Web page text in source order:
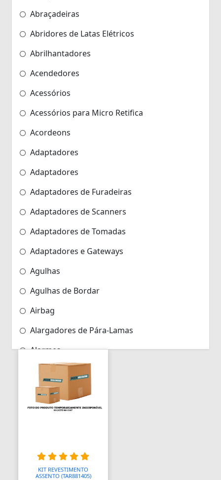
Abraçadeiras
Abridores de Latas Elétricos
Abrilhantadores
Acendedores
Acessórios
Acessórios para Micro Retifica
Acordeons
Adaptadores
Adaptadores
Adaptadores de Furadeiras
Adaptadores de Scanners
Adaptadores de Tomadas
Adaptadores e Gateways
Agulhas
Agulhas de Bordar
Airbag
Alargadores de Pára-Lamas
Alarmes
Alarmes para Motos
Algemas
Algemas Policiais
Almofadas
KIT REVESTIMENTO
ASSENTO (TAR881405)